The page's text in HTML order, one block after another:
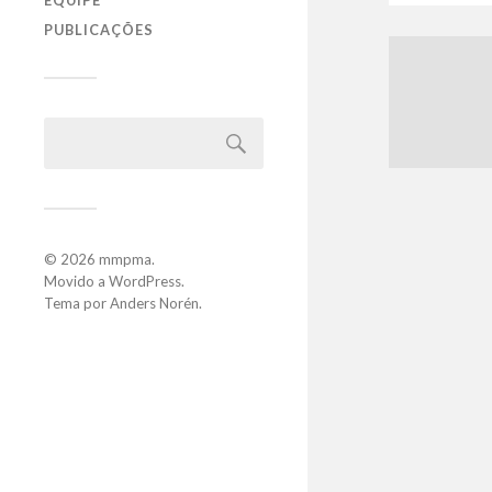
PUBLICAÇÕES
© 2026 mmpma.
Movido a WordPress.
Tema porAnders Norén.